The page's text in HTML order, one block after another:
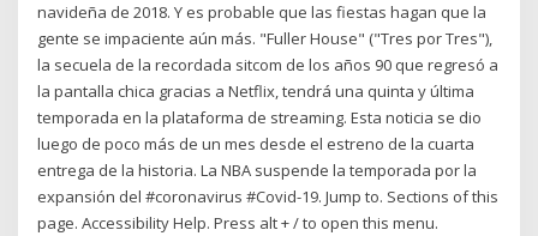
navideña de 2018. Y es probable que las fiestas hagan que la
gente se impaciente aún más. "Fuller House" ("Tres por Tres"),
la secuela de la recordada sitcom de los años 90 que regresó a
la pantalla chica gracias a Netflix, tendrá una quinta y última
temporada en la plataforma de streaming. Esta noticia se dio
luego de poco más de un mes desde el estreno de la cuarta
entrega de la historia. La NBA suspende la temporada por la
expansión del #coronavirus #Covid-19. Jump to. Sections of this
page. Accessibility Help. Press alt + / to open this menu.